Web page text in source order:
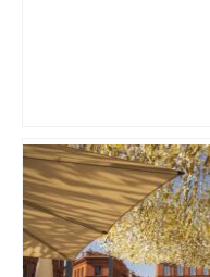
Toulouse-
sur quelle chaîne
14 de rugby ? – Le